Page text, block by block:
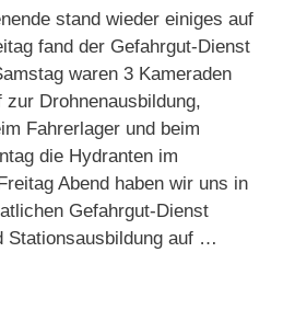
stand wieder einiges auf
fand der Gefahrgut-Dienst
waren 3 Kameraden
Drohnenausbildung,
Fahrerlager und beim
die Hydranten im
Abend haben wir uns in
Gefahrgut-Dienst
Stationsausbildung auf …